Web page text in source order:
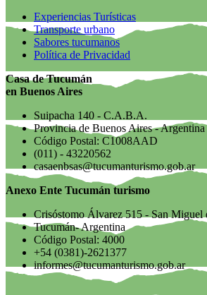
Experiencias Turísticas
Transporte urbano
Sabores tucumanos
Política de Privacidad
Casa de Tucumán
en Buenos Aires
Suipacha 140 - C.A.B.A.
Provincia de Buenos Aires - Argentina
Código Postal: C1008AAD
(011) - 43220562
casaenbsas@tucumanturismo.gob.ar
Anexo Ente Tucumán turismo
Crisóstomo Álvarez 515 - San Miguel
Tucumán- Argentina
Código Postal: 4000
+54 (0381)-2621377
informes@tucumanturismo.gob.ar